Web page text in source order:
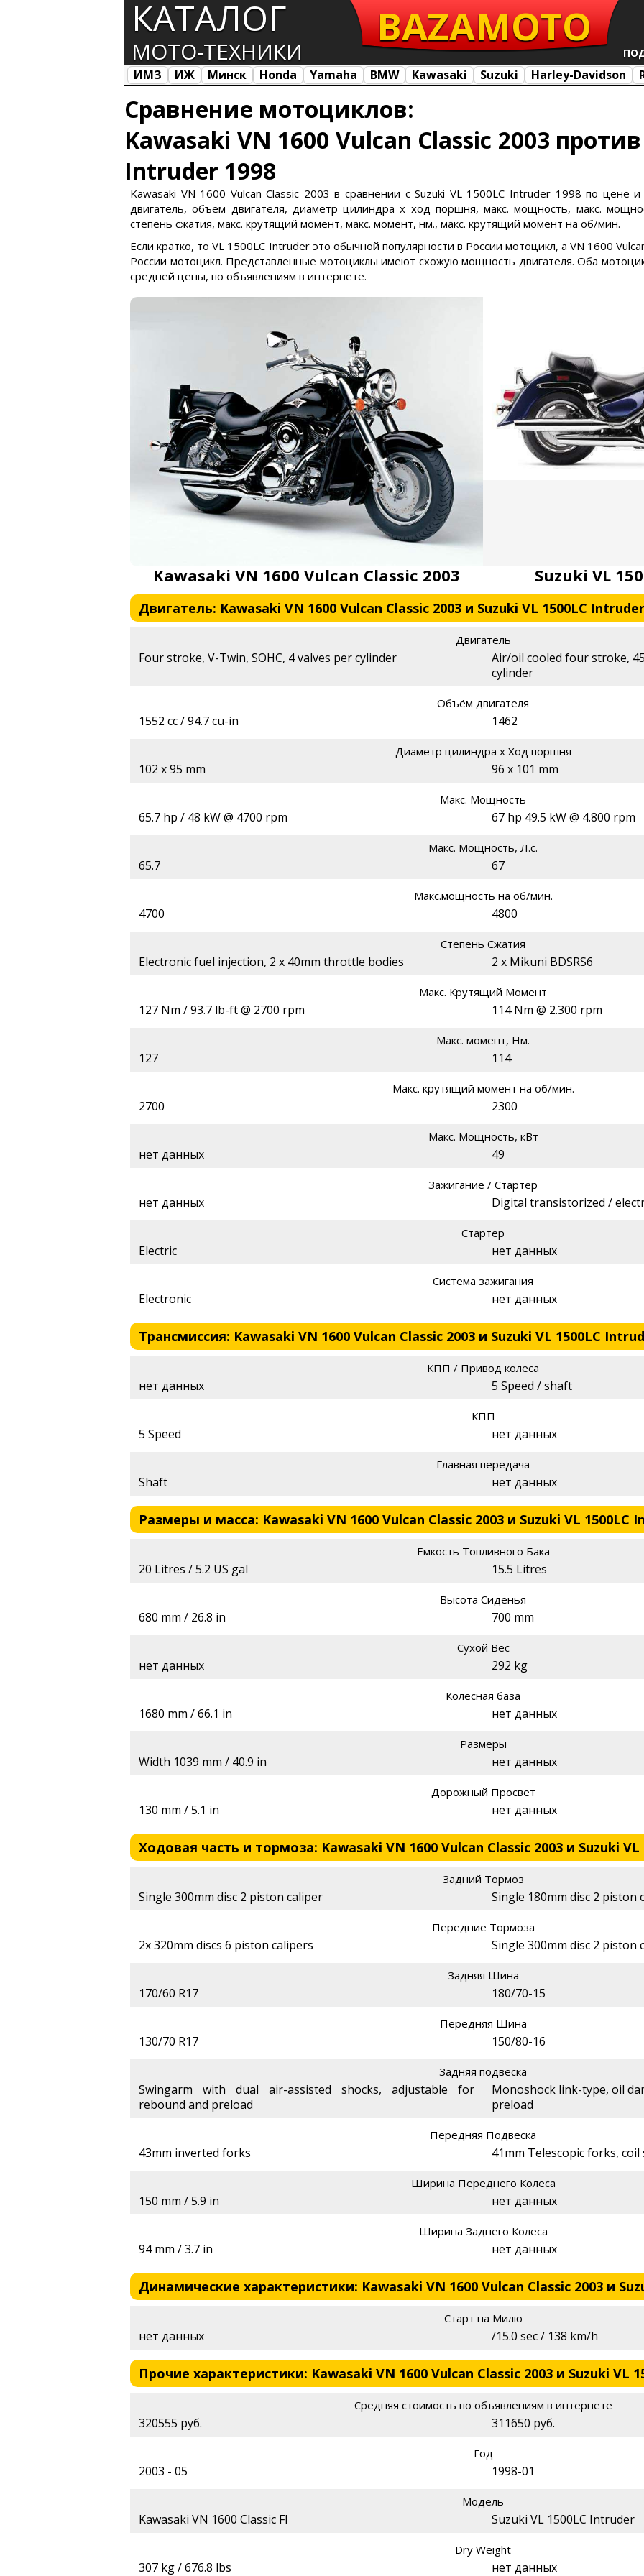
КАТАЛОГ
МОТО-ТЕХНИКИ
BAZAMOTO
ИМЗ ИЖ Минск Honda Yamaha BMW Kawasaki Suzuki Harley-Davidson
Сравнение мотоциклов:
Kawasaki VN 1600 Vulcan Classic 2003
Intruder 1998
Kawasaki VN 1600 Vulcan Classic 2003 в сравнении с Suzuki VL 1500LC Intruder 1998 по цене и
двигатель, объём двигателя, диаметр цилиндра х ход поршня, макс. мощность, макс.
степень сжатия, макс. крутящий момент, макс. момент, нм., макс. крутящий момент на об/мин.
Если кратко, то VL 1500LC Intruder это обычной популярности в России мотоцикл, а VN 1600
России мотоцикл. Представленные мотоциклы имеют схожую мощность двигателя. Оба
средней цены, по объявлениям в интернете.
Kawasaki VN 1600 Vulcan Classic 2003 Suzuki VL
Двигатель: Kawasaki VN 1600 Vulcan Classic 2003 и Suzuki VL 1500LC
Двигатель
Four stroke, V-Twin, SOHC, 4 valves per cylinder
Air/oil cooled four stroke,
cylinder
Объём двигателя
1552 cc / 94.7 cu-in 1462
Диаметр цилиндра х Ход поршня
102 x 95 mm 96 x 101 mm
Макс. Мощность
65.7 hp / 48 kW @ 4700 rpm 67 hp 49.5 kW @ 4.800 rpm
Макс. Мощность, Л.с.
65.7 67
Макс.мощность на об/мин.
4700 4800
Степень Сжатия
Electronic fuel injection, 2 x 40mm throttle bodies 2 x Mikuni BDSRS6
Макс. Крутящий Момент
127 Nm / 93.7 lb-ft @ 2700 rpm 114 Nm @ 2.300 rpm
Макс. момент, Нм.
127 114
Макс. крутящий момент на об/мин.
2700 2300
Макс. Мощность, кВт
нет данных 49
Зажигание / Стартер
нет данных Digital transistorized /
Стартер
Electric нет данных
Система зажигания
Electronic нет данных
Трансмиссия: Kawasaki VN 1600 Vulcan Classic 2003 и Suzuki VL 1500LC
КПП / Привод колеса
нет данных 5 Speed / shaft
КПП
5 Speed нет данных
Главная передача
Shaft нет данных
Размеры и масса: Kawasaki VN 1600 Vulcan Classic 2003 и Suzuki VL 1500LC
Емкость Топливного Бака
20 Litres / 5.2 US gal 15.5 Litres
Высота Сиденья
680 mm / 26.8 in 700 mm
Сухой Вес
нет данных 292 kg
Колесная база
1680 mm / 66.1 in нет данных
Размеры
Width 1039 mm / 40.9 in нет данных
Дорожный Просвет
130 mm / 5.1 in нет данных
Ходовая часть и тормоза: Kawasaki VN 1600 Vulcan Classic 2003 и Suzuki
Задний Тормоз
Single 300mm disc 2 piston caliper Single 180mm disc 2 piston
Передние Тормоза
2x 320mm discs 6 piston calipers Single 300mm disc 2 piston
Задняя Шина
170/60 R17 180/70-15
Передняя Шина
130/70 R17 150/80-16
Задняя подвеска
Swingarm with dual air-assisted shocks, adjustable for
rebound and preload
Monoshock link-type, oil
preload
Передняя Подвеска
43mm inverted forks 41mm Telescopic forks,
Ширина Переднего Колеса
150 mm / 5.9 in нет данных
Ширина Заднего Колеса
94 mm / 3.7 in нет данных
Динамические характеристики: Kawasaki VN 1600 Vulcan Classic 2003 и
Старт на Милю
нет данных /15.0 sec / 138 km/h
Прочие характеристики: Kawasaki VN 1600 Vulcan Classic 2003 и Suzuki VL
Средняя стоимость по объявлениям в интернете
320555 руб. 311650 руб.
Год
2003 - 05 1998-01
Модель
Kawasaki VN 1600 Classic FI Suzuki VL 1500LC Intruder
Dry Weight
307 kg / 676.8 lbs нет данных